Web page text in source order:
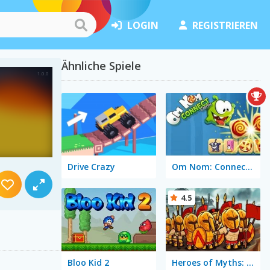
LOGIN REGISTRIEREN
Ähnliche Spiele
Drive Crazy Om Nom: Connect Classic
Bloo Kid 2 Heroes of Myths: Warriors of Gods
4.5